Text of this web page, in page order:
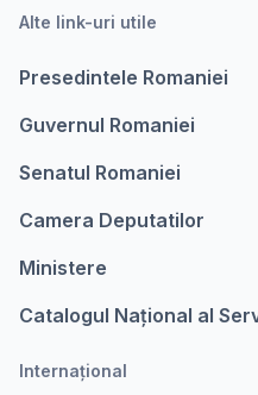
Alte link-uri utile
Presedintele Romaniei
Guvernul Romaniei
Senatul Romaniei
Camera Deputatilor
Ministere
Catalogul Național al
Internațional